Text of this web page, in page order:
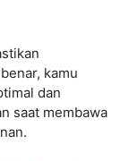
kamu
dan
saat membawa